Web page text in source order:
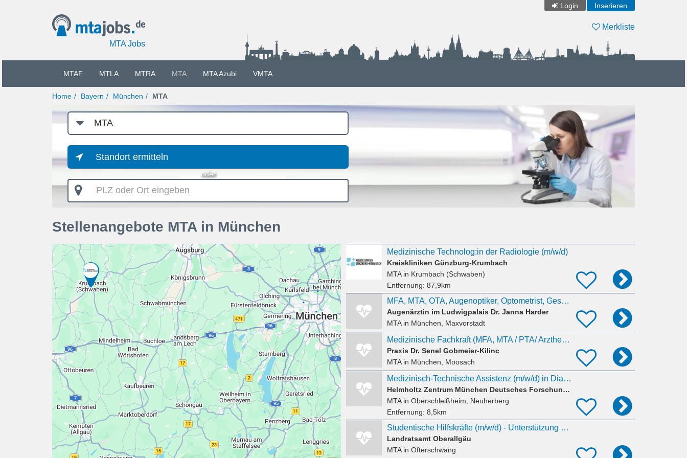
Login Inserieren
MTA Jobs
Merkliste
MTAF MTLA MTRA MTA MTA Azubi VMTA
Home Bayern München MTA
Job-
Kategorie
Standort ermitteln
oder
PLZ
oder
Ort
Stellenangebote MTA in München
Medizinische Technolog:in der Radiologie (m/w/d)
Kreiskliniken Günzburg-Krumbach
MTAin Krumbach (Schwaben)
Entfernung: 87,9km
MFA, MTA, OTA, Augenoptiker, Optometrist, Gesundheits- und Krankenpfleger (m/w/d)
Augenärztin im Ludwigpalais Dr. Janna Harder
MTAin München, Maxvorstadt
Medizinische Fachkraft (MFA, MTA / PTA/ Arzthelfer/in, Krankenpfleger) in Teil-/ oder Vollzeit.
Praxis Dr. Senel Gobmeier-Kilinc
MTAin München, Moosach
Medizinisch-Technische Assistenz (m/w/d) in Diabetesforschung
Helmholtz Zentrum München Deutsches Forschungszentrum für Gesundheit und Umwelt (GmbH)
MTAin Oberschleißheim, Neuherberg
Entfernung: 8,5km
Studentische Hilfskräfte (m/w/d) - Unterstützung beim Führerscheinumtausch
Landratsamt Oberallgäu
MTAin Ofterschwang